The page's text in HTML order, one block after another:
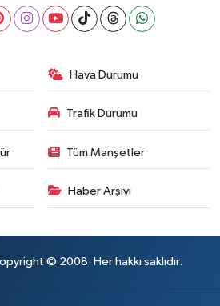
Hava Durumu
Trafik Durumu
Tüm Manşetler
Haber Arşivi
© 2008. Her hakkı saklıdır.